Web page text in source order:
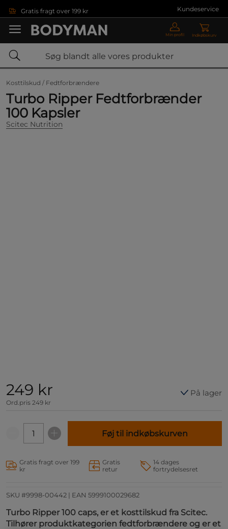
Gratis fragt over 199 kr Kundeservice
Min profil Indkøbskurv
Kosttilskud / Fedtforbrændere
Turbo Ripper Fedtforbrænder
100 Kapsler
Scitec Nutrition
249 kr
Ord.pris 249 kr
På lager
Føj til indkøbskurven
Gratis fragt over 199
kr
Gratis
retur
14 dages
fortrydelsesret
SKU #9998-00442 | EAN 5999100029682
Turbo Ripper 100 caps, er et kosttilskud fra Scitec.
Tilhører produktkategorien fedtforbrændere og er et